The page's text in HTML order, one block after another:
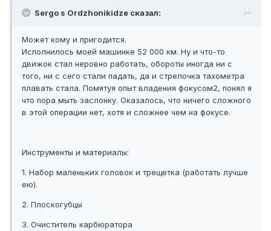
Sergo s Ordzhonikidze сказал:
Может кому и пригодится.
Исполнилось моей машинке 52 000 км. Ну и что-то
движок стал неровно работать, обороты иногда ни с
того, ни с сего стали падать, да и стрелочка тахометра
плавать стала. Помятуя опыт владения фокусом2, понял я
что пора мыть заслонку. Оказалось, что ничего сложного
в этой операции нет, хотя и сложнее чем на фокусе.
Инструменты и материалы:
1. Набор маленьких головок и трещетка (работать лучше
ею).
2. Плоскогубцы
3. Очиститель карбюратора